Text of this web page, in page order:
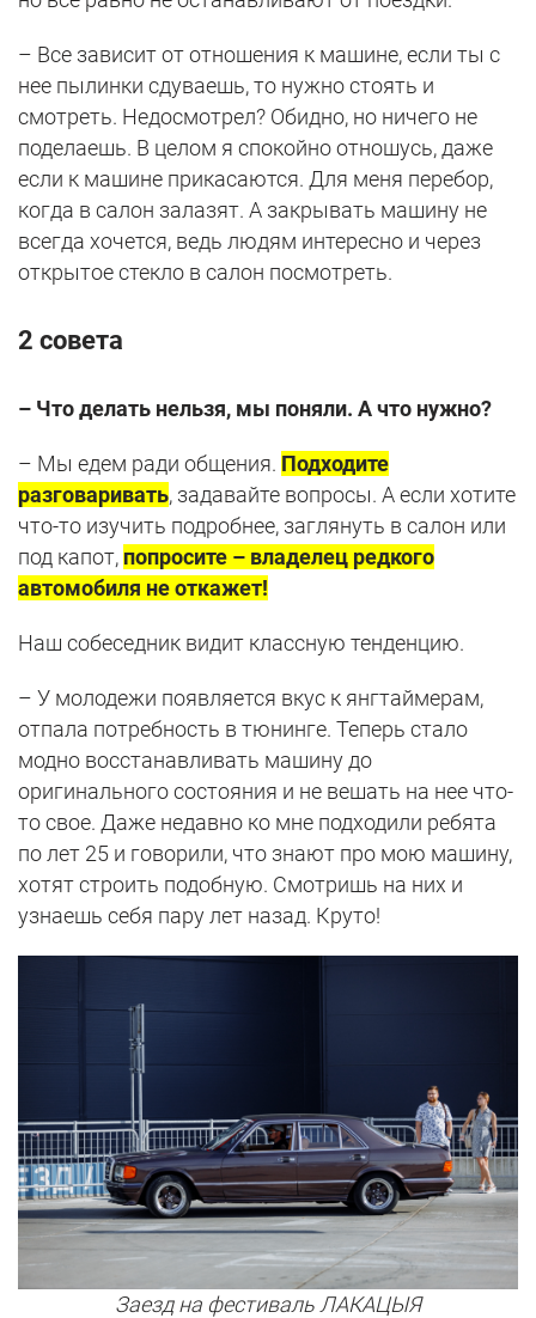
– Все зависит от отношения к машине, если ты с
нее пылинки сдуваешь, то нужно стоять и
смотреть. Недосмотрел? Обидно, но ничего не
поделаешь. В целом я спокойно отношусь, даже
если к машине прикасаются. Для меня перебор,
когда в салон залазят. А закрывать машину не
всегда хочется, ведь людям интересно и через
открытое стекло в салон посмотреть.
2 совета
– Что делать нельзя, мы поняли. А что нужно?
– Мы едем ради общения. Подходите
разговаривать, задавайте вопросы. А если хотите
что-то изучить подробнее, заглянуть в салон или
под капот, попросите – владелец редкого
автомобиля не откажет!
Наш собеседник видит классную тенденцию.
– У молодежи появляется вкус к янгтаймерам,
отпала потребность в тюнинге. Теперь стало
модно восстанавливать машину до
оригинального состояния и не вешать на нее что-
то свое. Даже недавно ко мне подходили ребята
по лет 25 и говорили, что знают про мою машину,
хотят строить подобную. Смотришь на них и
узнаешь себя пару лет назад. Круто!
Заезд на фестиваль ЛАКАЦЫЯ